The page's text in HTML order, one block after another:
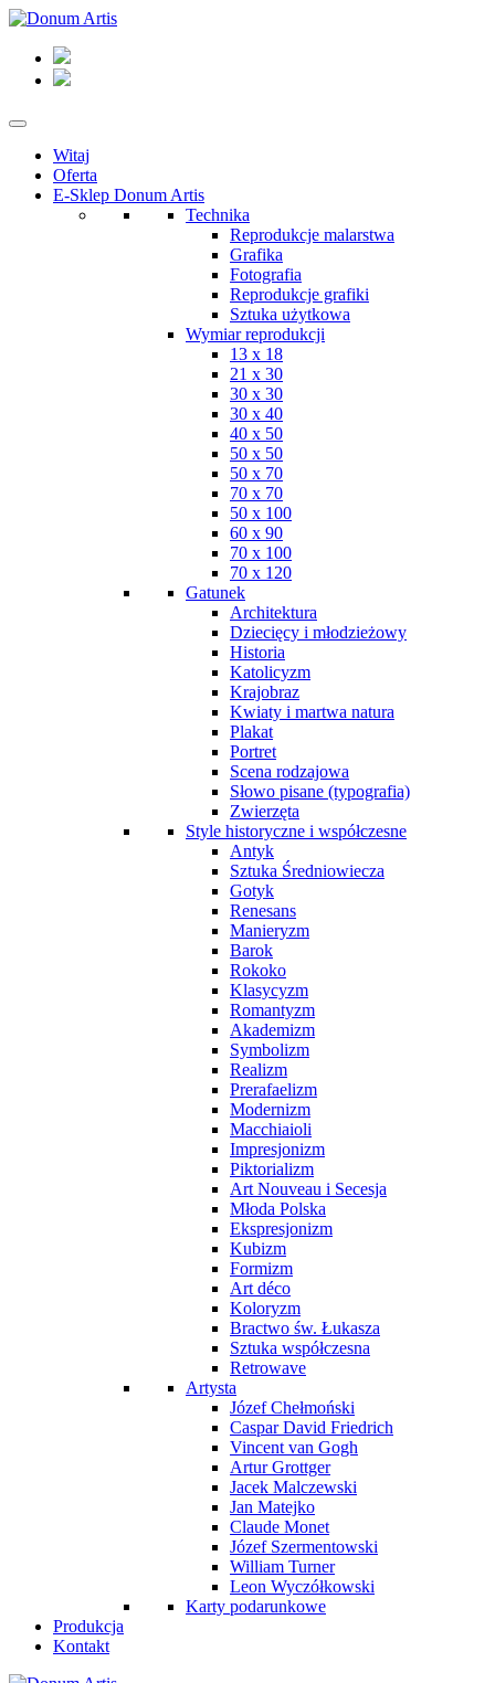
Witaj
Oferta
E-Sklep Donum Artis
Technika
Reprodukcje malarstwa
Grafika
Fotografia
Reprodukcje grafiki
Sztuka użytkowa
Wymiar reprodukcji
13 x 18
21 x 30
30 x 30
30 x 40
40 x 50
50 x 50
50 x 70
70 x 70
50 x 100
60 x 90
70 x 100
70 x 120
Gatunek
Architektura
Dziecięcy i młodzieżowy
Historia
Katolicyzm
Krajobraz
Kwiaty i martwa natura
Plakat
Portret
Scena rodzajowa
Słowo pisane (typografia)
Zwierzęta
Style historyczne i współczesne
Antyk
Sztuka Średniowiecza
Gotyk
Renesans
Manieryzm
Barok
Rokoko
Klasycyzm
Romantyzm
Akademizm
Symbolizm
Realizm
Prerafaelizm
Modernizm
Macchiaioli
Impresjonizm
Piktorializm
Art Nouveau i Secesja
Młoda Polska
Ekspresjonizm
Kubizm
Formizm
Art déco
Koloryzm
Bractwo św. Łukasza
Sztuka współczesna
Retrowave
Artysta
Józef Chełmoński
Caspar David Friedrich
Vincent van Gogh
Artur Grottger
Jacek Malczewski
Jan Matejko
Claude Monet
Józef Szermentowski
William Turner
Leon Wyczółkowski
Karty podarunkowe
Produkcja
Kontakt